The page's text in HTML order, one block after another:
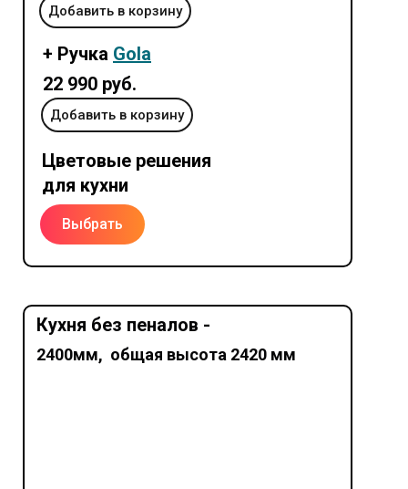
Цветовые решения
для кухни
Выбрать
+ Ручка Gola
Добавить в корзину
22 990 руб.
Добавить в корзину
2400мм, общая высота 2420 мм
Кухня без пеналов -